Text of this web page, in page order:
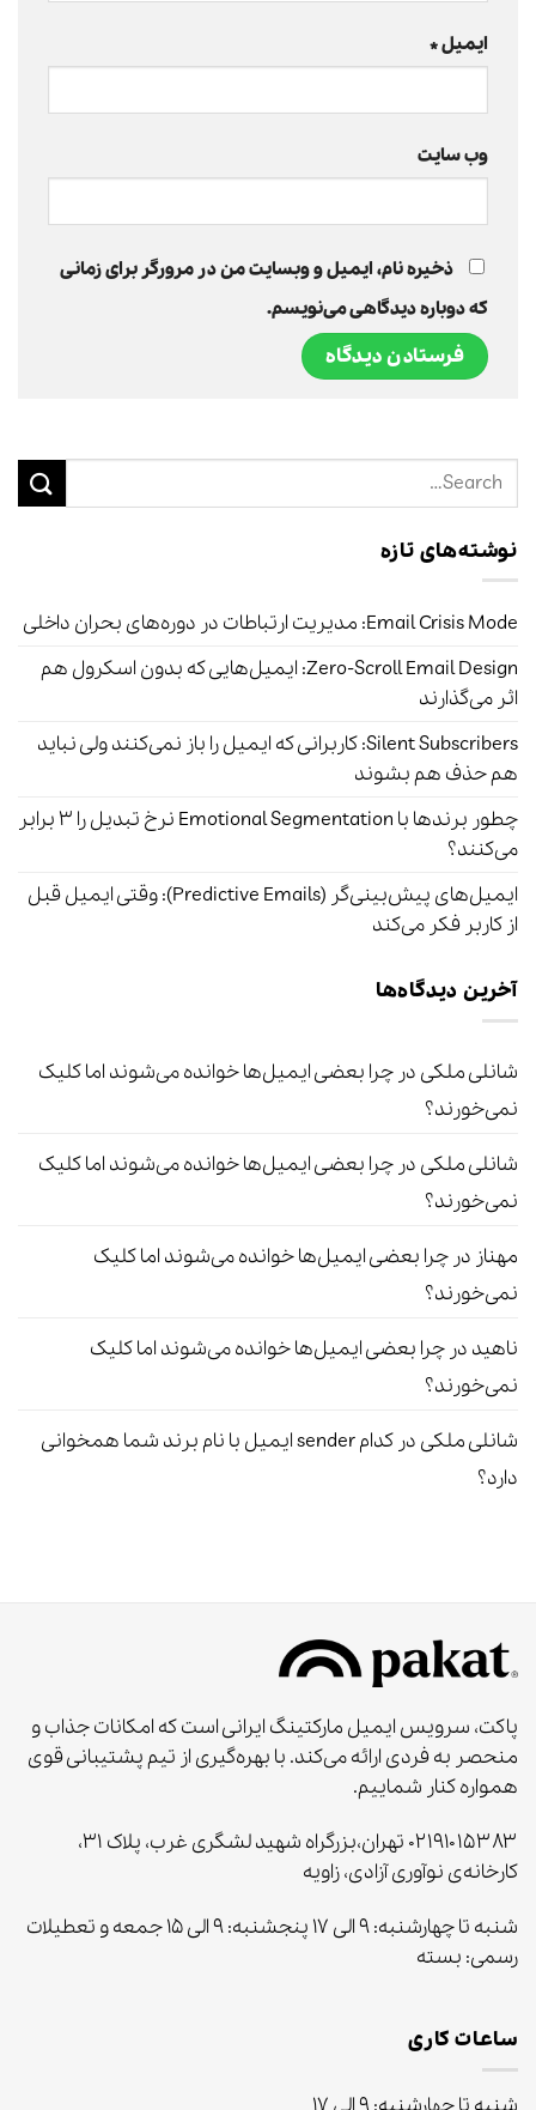
ایمیل*
وب‌ سایت
ذخیره نام، ایمیل و وبسایت من در مرورگر برای زمانی
که دوباره دیدگاهی می‌نویسم.
نوشته‌های تازه
Email Crisis Mode: مدیریت ارتباطات در دوره‌های بحران داخلی
Zero-Scroll Email Design: ایمیل‌هایی که بدون اسکرول هم
اثر می‌گذارند
Silent Subscribers: کاربرانی که ایمیل را باز نمی‌کنند ولی نباید
هم حذف هم بشوند
چطور برندها با Emotional Segmentation نرخ تبدیل را ۳ برابر
می‌کنند؟
ایمیل‌های پیش‌بینی‌گر (Predictive Emails): وقتی ایمیل قبل
از کاربر فکر می‌کند
آخرین دیدگاه‌ها
شانلی ملکی در چرا بعضی ایمیل‌ها خوانده می‌شوند اما کلیک
نمی‌خورند؟
شانلی ملکی در چرا بعضی ایمیل‌ها خوانده می‌شوند اما کلیک
نمی‌خورند؟
مهناز در چرا بعضی ایمیل‌ها خوانده می‌شوند اما کلیک
نمی‌خورند؟
ناهید در چرا بعضی ایمیل‌ها خوانده می‌شوند اما کلیک
نمی‌خورند؟
شانلی ملکی در
کدام sender ایمیل با نام برند شما همخوانی
دارد؟
پاکت، سرویس ایمیل مارکتینگ ایرانی است که امکانات جذاب و
منحصر به‌ فردی ارائه می‌کند. با بهره‌گیری از تیم پشتیبانی قوی
همواره کنار شماییم.
۰۲۱۹۱۰۱۵۳۸۳ تهران،بزرگراه شهید لشگری غرب، پلاک ۳۱،
کارخانه‌ی نوآوری آزادی، زاویه
شنبه تا چهارشنبه: ۹ الی ۱۷ پنجشنبه: ۹ الی ۱۵ جمعه و تعطیلات
رسمی: بسته
ساعات کاری